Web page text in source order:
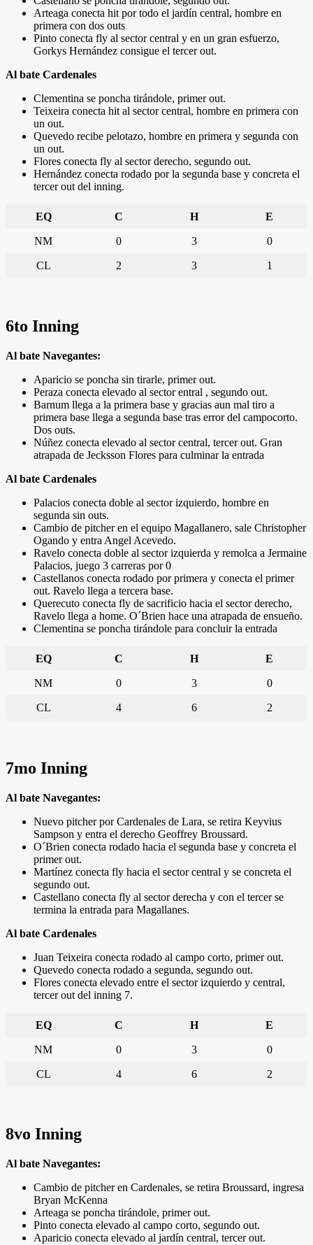
Arteaga conecta hit por todo el jardín central, hombre en
primera con dos outs
Pinto conecta fly al sector central y en un gran esfuerzo,
Gorkys Hernández consigue el tercer out.
Al bate Cardenales
Clementina se poncha tirándole, primer out.
Teixeira conecta hit al sector central, hombre en primera con
un out.
Quevedo recibe pelotazo, hombre en primera y segunda con
un out.
Flores conecta fly al sector derecho, segundo out.
Hernández conecta rodado por la segunda base y concreta el
tercer out del inning.
EQ C H E
NM 0 3 0
CL 2 3 1
6to Inning
Al bate Navegantes:
Aparicio se poncha sin tirarle, primer out.
Peraza conecta elevado al sector entral , segundo out.
Barnum llega a la primera base y gracias aun mal tiro a
primera base llega a segunda base tras error del campocorto.
Dos outs.
Núñez conecta elevado al sector central, tercer out. Gran
atrapada de Jecksson Flores para culminar la entrada
Al bate Cardenales
Palacios conecta doble al sector izquierdo, hombre en
segunda sin outs.
Cambio de pitcher en el equipo Magallanero, sale Christopher
Ogando y entra Angel Acevedo.
Ravelo conecta doble al sector izquierda y remolca a Jermaine
Palacios, juego 3 carreras por 0
Castellanos conecta rodado por primera y conecta el primer
out. Ravelo llega a tercera base.
Querecuto conecta fly de sacrificio hacia el sector derecho,
Ravelo llega a home. O´Brien hace una atrapada de ensueño.
Clementina se poncha tirándole para concluir la entrada
EQ C H E
NM 0 3 0
CL 4 6 2
7mo Inning
Al bate Navegantes:
Nuevo pitcher por Cardenales de Lara, se retira Keyvius
Sampson y entra el derecho Geoffrey Broussard.
O´Brien conecta rodado hacia el segunda base y concreta el
primer out.
Martínez conecta fly hacia el sector central y se concreta el
segundo out.
Castellano conecta fly al sector derecha y con el tercer se
termina la entrada para Magallanes.
Al bate Cardenales
Juan Teixeira conecta rodado al campo corto, primer out.
Quevedo conecta rodado a segunda, segundo out.
Flores conecta elevado entre el sector izquierdo y central,
tercer out del inning 7.
EQ C H E
NM 0 3 0
CL 4 6 2
8vo Inning
Al bate Navegantes:
Cambio de pitcher en Cardenales, se retira Broussard, ingresa
Bryan McKenna
Arteaga se poncha tirándole, primer out.
Pinto conecta elevado al campo corto, segundo out.
Aparicio conecta elevado al jardín central, tercer out.